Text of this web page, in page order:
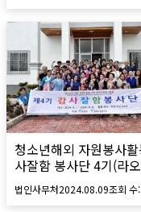
청소년해외 자원봉사
사잘함 봉사단 4기(라
법인사무처2024.08.09조회 수: